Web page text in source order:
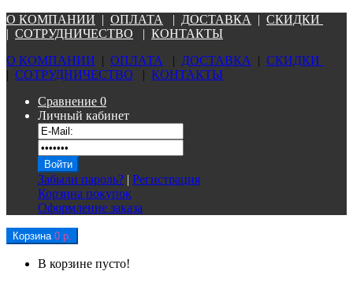
О КОМПАНИИ | ОПЛАТА | ДОСТАВКА | СКИДКИ
| СОТРУДНИЧЕСТВО | КОНТАКТЫ
О КОМПАНИИ | ОПЛАТА | ДОСТАВКА | СКИДКИ
| СОТРУДНИЧЕСТВО | КОНТАКТЫ
Сравнение 0
Личный кабинет
Забыли пароль? | Регистрация
Корзина покупок
Оформление заказа
Корзина 0 р.
В корзине пусто!